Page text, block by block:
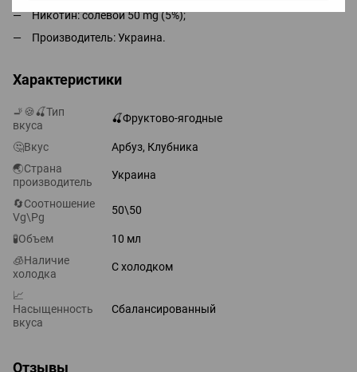
Никотин: солевой 50 mg (5%);
Производитель: Украина.
Характеристики
🚬🍪🍒Тип
вкуса
🍒Фруктово-ягодные
🤔Вкус
Арбуз, Клубника
🌏Страна
производитель
Украина
🔄Соотношение
Vg\Pg
50\50
🧪Объем
10 мл
🧊Наличие
холодка
С холодком
📈
Насыщенность
вкуса
Сбалансированный
Отзывы